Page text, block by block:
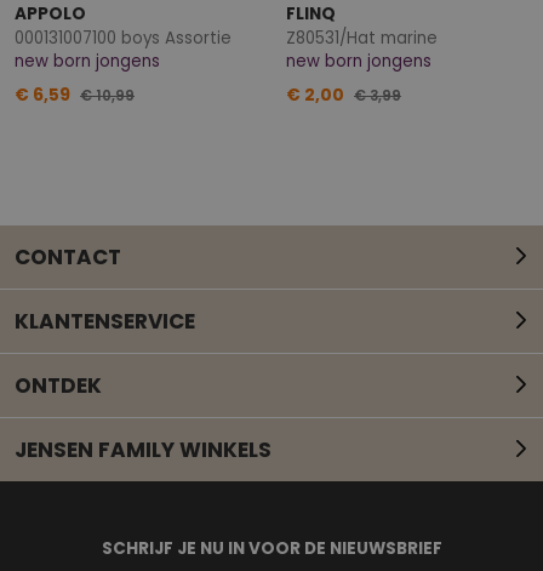
APPOLO
000131007100 boys Assortie
new born jongens
€ 6,59 € 10,99
FLINQ
Z80531/Hat marine
new born jongens
€ 2,00 € 3,99
CONTACT
Mail onze klantenservice
KLANTENSERVICE
ONTDEK
JENSEN FAMILY WINKELS
SCHRIJF JE NU IN VOOR DE NIEUWSBRIEF